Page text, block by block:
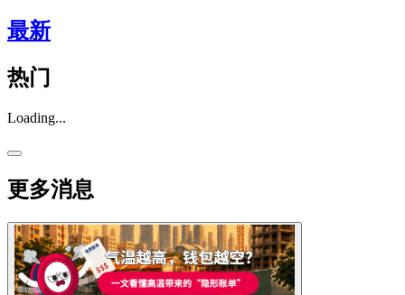
最新
热门
Loading...
更多消息